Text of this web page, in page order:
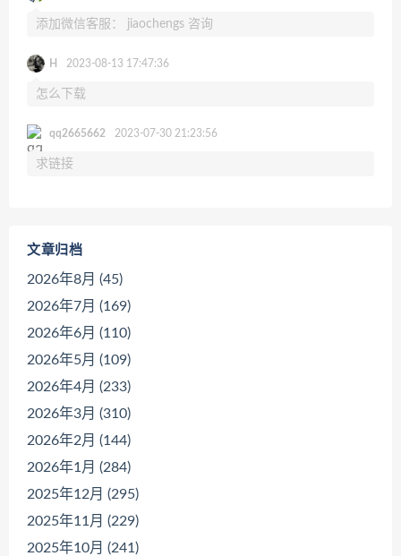
添加微信客服： jiaochengs 咨询
H 2023-08-13 17:47:36
怎么下载
qq2665662 2023-07-30 21:23:56
求链接
文章归档
2026年8月 (45)
2026年7月 (169)
2026年6月 (110)
2026年5月 (109)
2026年4月 (233)
2026年3月 (310)
2026年2月 (144)
2026年1月 (284)
2025年12月 (295)
2025年11月 (229)
2025年10月 (241)